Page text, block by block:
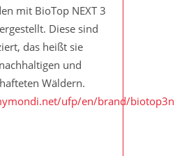
mit BioTop NEXT 3
Diese sind
das heißt sie
und
Wäldern.
ufp/en/brand/